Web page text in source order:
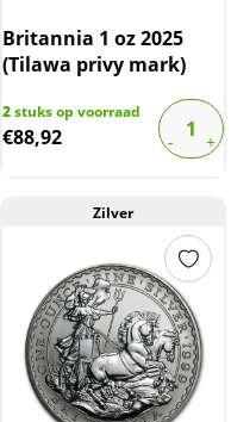
Britannia 1 oz 2025
(Tilawa privy mark)
2stuks op voorraad
€88,92
Zilver